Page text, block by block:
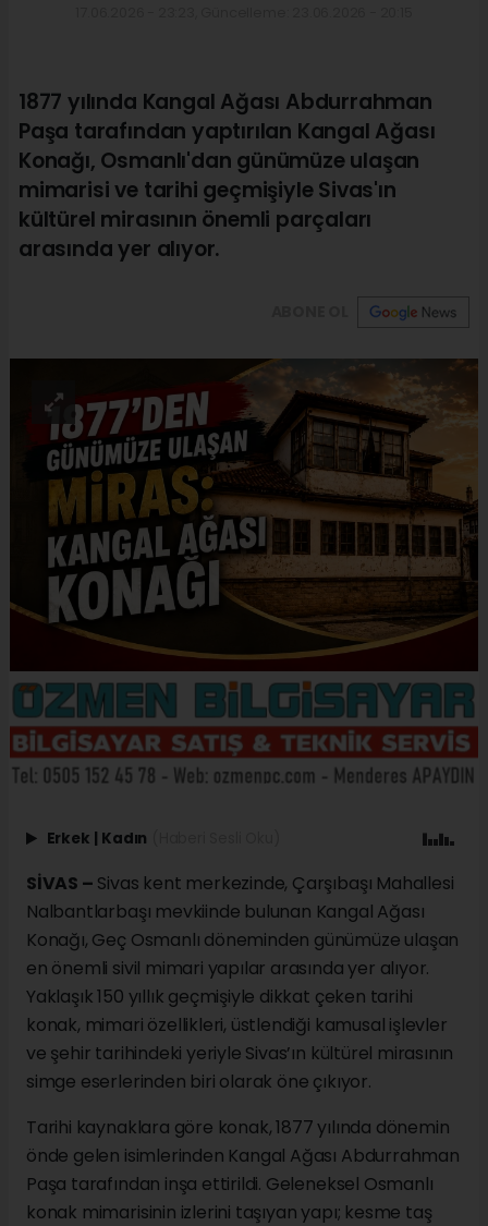
1877 yılında Kangal Ağası Abdurrahman
Paşa tarafından yaptırılan Kangal Ağası
Konağı, Osmanlı'dan günümüze ulaşan
mimarisi ve tarihi geçmişiyle Sivas'ın
kültürel mirasının önemli parçaları
arasında yer alıyor.
Erkek | Kadın
SİVAS – Sivas kent merkezinde, Çarşıbaşı Mahallesi
Nalbantlarbaşı mevkiinde bulunan Kangal Ağası
Konağı, Geç Osmanlı döneminden günümüze ulaşan
en önemli sivil mimari yapılar arasında yer alıyor.
Yaklaşık 150 yıllık geçmişiyle dikkat çeken tarihi
konak, mimari özellikleri, üstlendiği kamusal işlevler
ve şehir tarihindeki yeriyle Sivas’ın kültürel mirasının
simge eserlerinden biri olarak öne çıkıyor.
Tarihi kaynaklara göre konak, 1877 yılında dönemin
önde gelen isimlerinden Kangal Ağası Abdurrahman
Paşa tarafından inşa ettirildi. Geleneksel Osmanlı
konak mimarisinin izlerini taşıyan yapı; kesme taş